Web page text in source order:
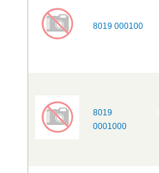
8019 000100
8019
0001000